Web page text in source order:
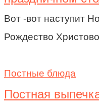
Вот -вот наступит
Рождество
Постные блюда
Постная